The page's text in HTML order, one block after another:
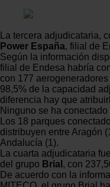
La tercera adjudicataria,
Power España, filial de
Según la información
filial de Endesa habría
con 177
98,5% de la capacidad
diferencia hay que
Ninguno se ha
Los 18 parques
distribuyen entre Aragón
Andalucía (1).
La cuarta adjudicataria
del grupo Brial , con
De acuerdo con la